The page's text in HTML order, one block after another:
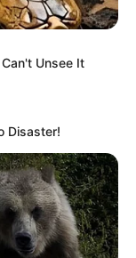
Wirayuda
DindaUnsee It
Disaster!